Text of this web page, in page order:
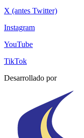
X (antes Twitter)
Instagram
YouTube
TikTok
Desarrollado por